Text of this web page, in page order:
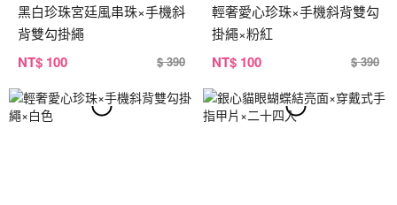
黑白珍珠宮廷風串珠×手機斜
背雙勾掛繩
NT$ 100 $ 390
輕奢愛心珍珠×手機斜背雙勾
掛繩×粉紅
NT$ 100 $ 390